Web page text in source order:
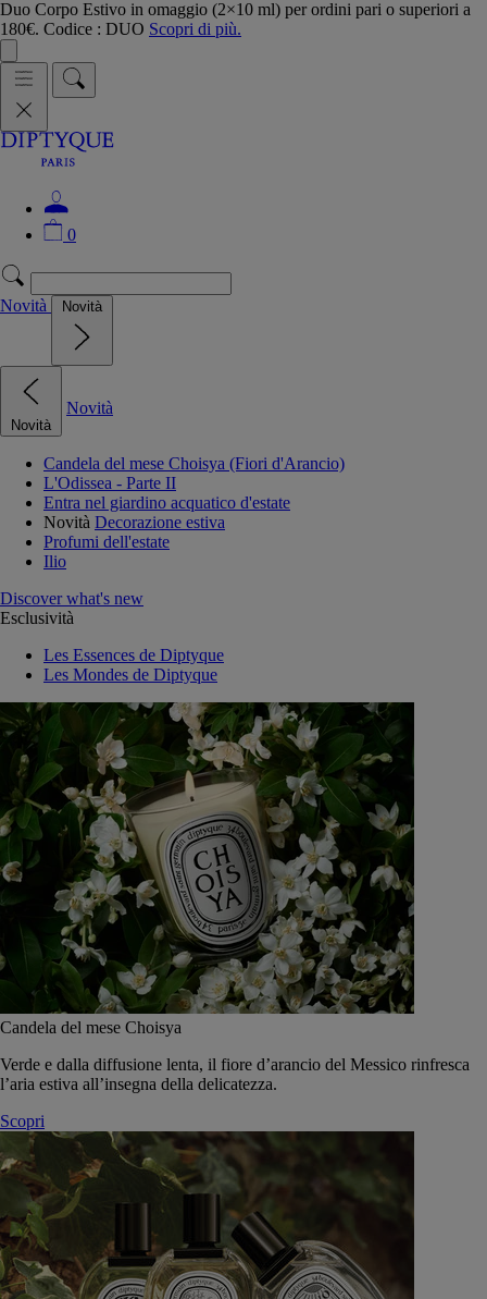
Duo Corpo Estivo in omaggio (2×10 ml) per ordini pari o superiori a
180€. Codice : DUO Scopri di più.
0
Novità Novità
Novità
Novità
Candela del mese Choisya (Fiori d'Arancio)
L'Odissea - Parte II
Entra nel giardino acquatico d'estate
Novità Decorazione estiva
Profumi dell'estate
Ilio
Discover what's new
Esclusività
Les Essences de Diptyque
Les Mondes de Diptyque
Candela del mese Choisya
Verde e dalla diffusione lenta, il fiore d’arancio del Messico rinfresca
l’aria estiva all’insegna della delicatezza.
Scopri